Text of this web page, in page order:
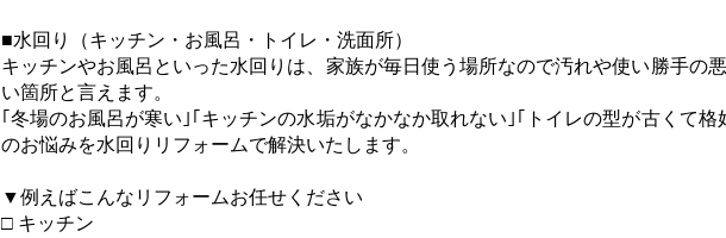
■水回り（キッチン・お風呂・トイレ・洗面所）
キッチンやお風呂といった水回りは、家族が毎日使う場所なので汚れや使い勝手の
い箇所と言えます。
｢冬場のお風呂が寒い｣｢キッチンの水垢がなかなか取れない｣｢トイレの型が古くて
のお悩みを水回りリフォームで解決いたします。
▼例えばこんなリフォームお任せください
□ キッチン